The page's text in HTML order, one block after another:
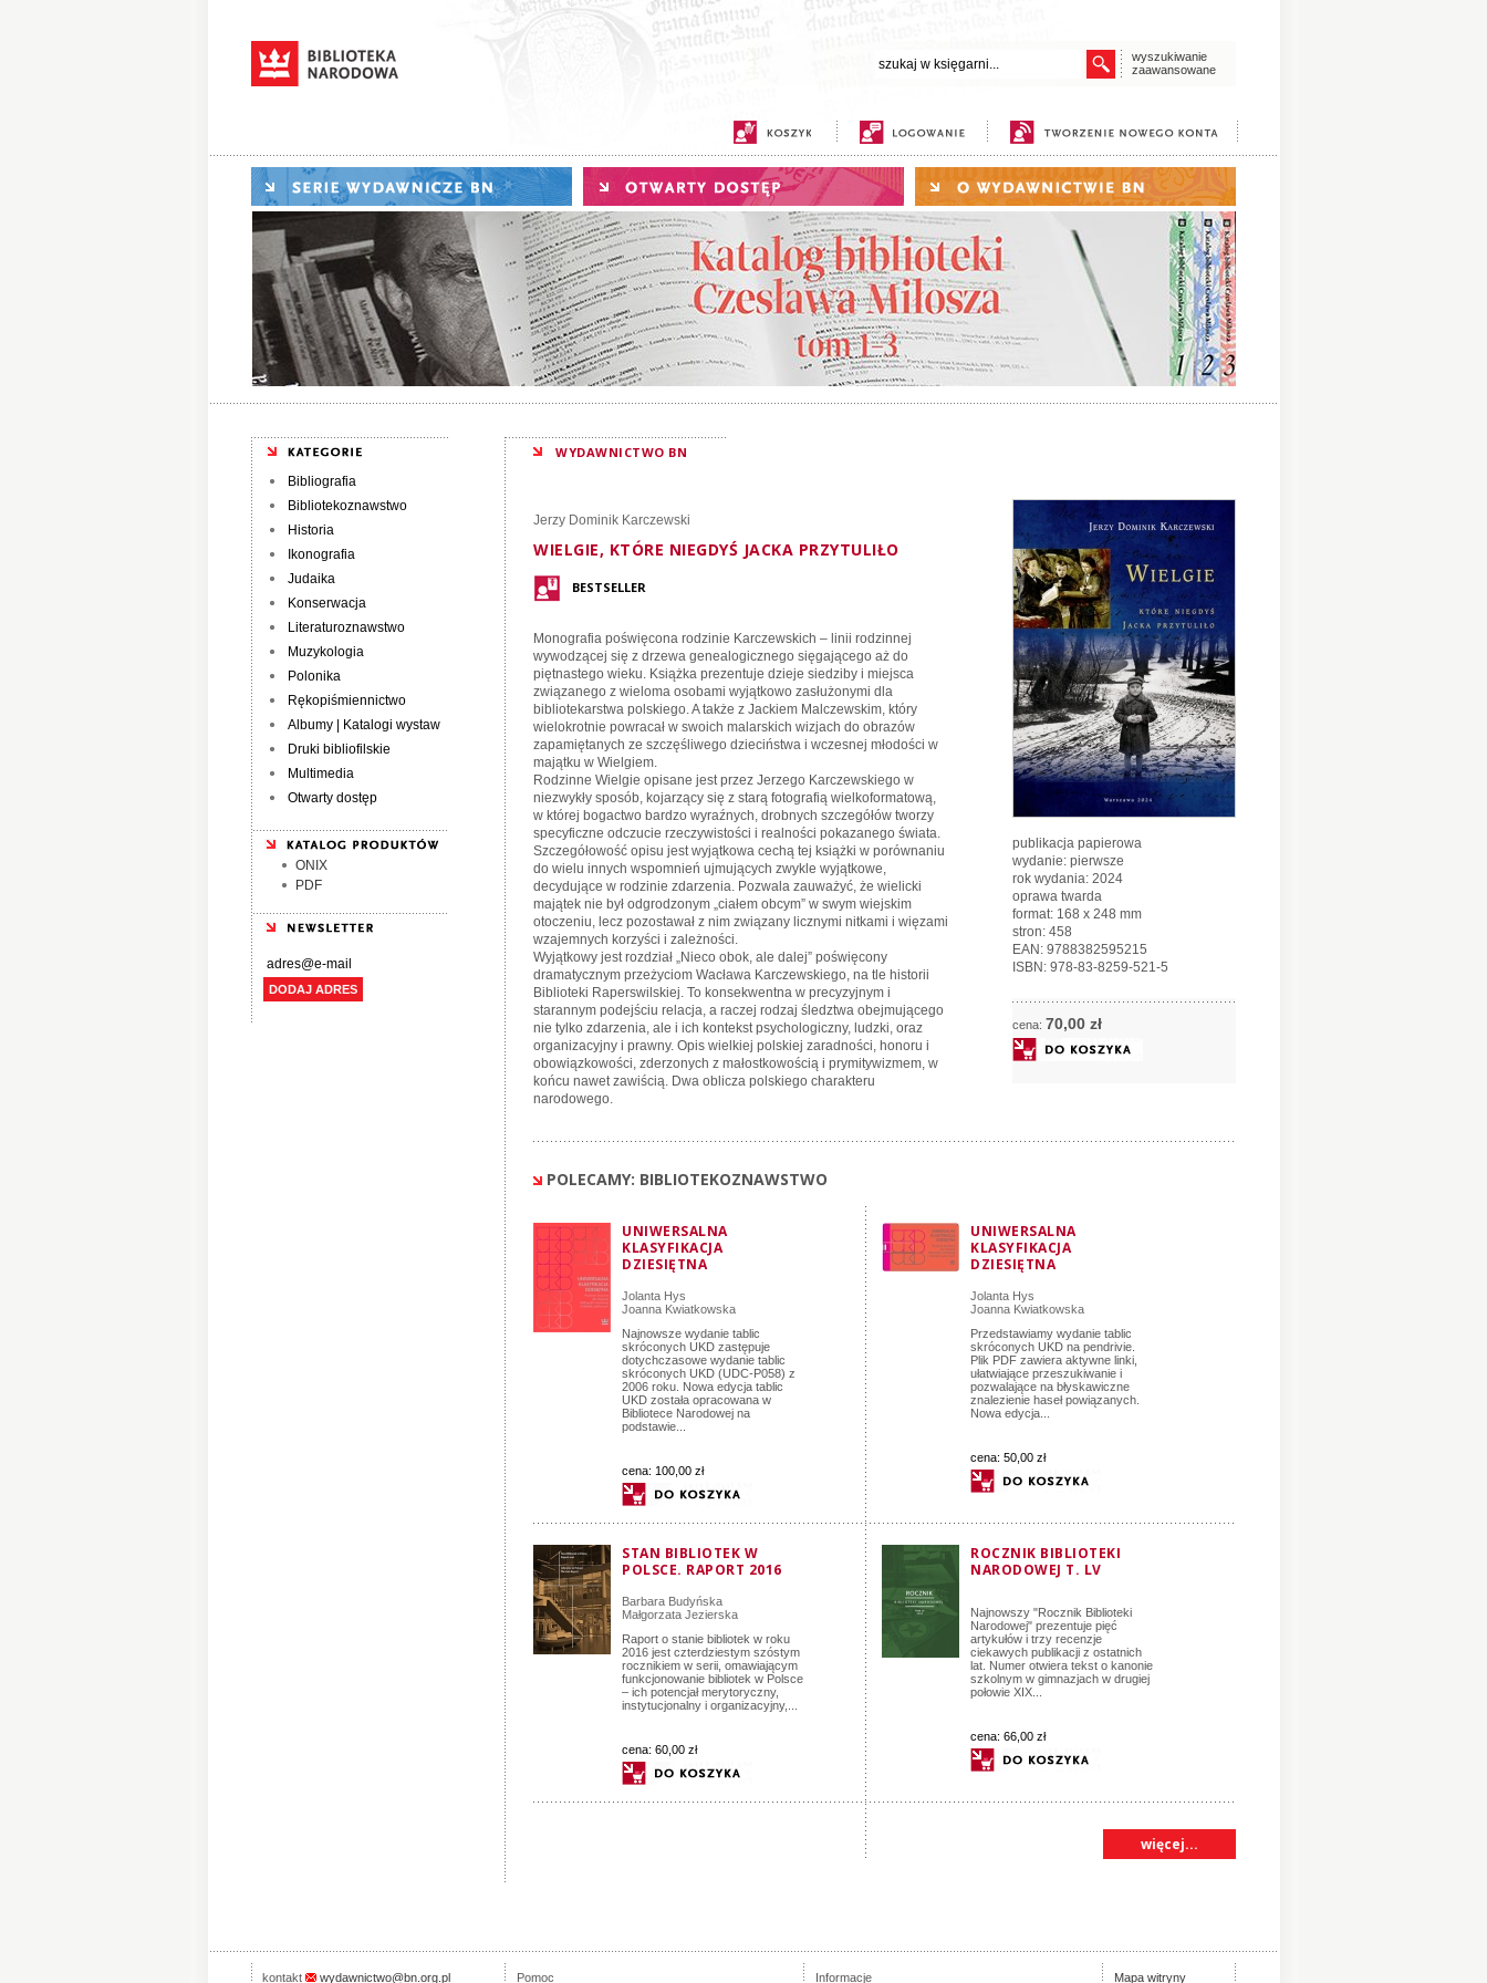
wyszukiwanie
zaawansowane
Bibliografia
Bibliotekoznawstwo
Historia
Ikonografia
Judaika
Konserwacja
Literaturoznawstwo
Muzykologia
Polonika
Rękopiśmiennictwo
Albumy | Katalogi wystaw
Druki bibliofilskie
Multimedia
Otwarty dostęp
ONIX
PDF
DODAJ ADRES
WYDAWNICTWO BN
publikacja papierowa
wydanie: pierwsze
rok wydania: 2024
oprawa twarda
format: 168 x 248 mm
stron: 458
EAN: 9788382595215
ISBN: 978-83-8259-521-5
cena: 70,00 zł
Jerzy Dominik Karczewski
WIELGIE, KTÓRE NIEGDYŚ JACKA PRZYTULIŁO
BESTSELLER
Monografia poświęcona rodzinie Karczewskich – linii rodzinnej
wywodzącej się z drzewa genealogicznego sięgającego aż do
piętnastego wieku. Książka prezentuje dzieje siedziby i miejsca
związanego z wieloma osobami wyjątkowo zasłużonymi dla
bibliotekarstwa polskiego. A także z Jackiem Malczewskim, który
wielokrotnie powracał w swoich malarskich wizjach do obrazów
zapamiętanych ze szczęśliwego dzieciństwa i wczesnej młodości w
majątku w Wielgiem.
Rodzinne Wielgie opisane jest przez Jerzego Karczewskiego w
niezwykły sposób, kojarzący się z starą fotografią wielkoformatową,
w której bogactwo bardzo wyraźnych, drobnych szczegółów tworzy
specyficzne odczucie rzeczywistości i realności pokazanego świata.
Szczegółowość opisu jest wyjątkowa cechą tej książki w porównaniu
do wielu innych wspomnień ujmujących zwykle wyjątkowe,
decydujące w rodzinie zdarzenia. Pozwala zauważyć, że wielicki
majątek nie był odgrodzonym „ciałem obcym” w swym wiejskim
otoczeniu, lecz pozostawał z nim związany licznymi nitkami i więzami
wzajemnych korzyści i zależności.
Wyjątkowy jest rozdział „Nieco obok, ale dalej” poświęcony
dramatycznym przeżyciom Wacława Karczewskiego, na tle historii
Biblioteki Raperswilskiej. To konsekwentna w precyzyjnym i
starannym podejściu relacja, a raczej rodzaj śledztwa obejmującego
nie tylko zdarzenia, ale i ich kontekst psychologiczny, ludzki, oraz
organizacyjny i prawny. Opis wielkiej polskiej zaradności, honoru i
obowiązkowości, zderzonych z małostkowością i prymitywizmem, w
końcu nawet zawiścią. Dwa oblicza polskiego charakteru
narodowego.
POLECAMY: BIBLIOTEKOZNAWSTWO
UNIWERSALNA
KLASYFIKACJA
DZIESIĘTNA
Jolanta Hys
Joanna Kwiatkowska
Najnowsze wydanie tablic
skróconych UKD zastępuje
dotychczasowe wydanie tablic
skróconych UKD (UDC-P058) z
2006 roku. Nowa edycja tablic
UKD została opracowana w
Bibliotece Narodowej na
podstawie...
cena: 100,00 zł
UNIWERSALNA
KLASYFIKACJA
DZIESIĘTNA
Jolanta Hys
Joanna Kwiatkowska
Przedstawiamy wydanie tablic
skróconych UKD na pendrivie.
Plik PDF zawiera aktywne linki,
ułatwiające przeszukiwanie i
pozwalające na błyskawiczne
znalezienie haseł powiązanych.
Nowa edycja...
cena: 50,00 zł
STAN BIBLIOTEK W
POLSCE. RAPORT 2016
Barbara Budyńska
Małgorzata Jezierska
Raport o stanie bibliotek w roku
2016 jest czterdziestym szóstym
rocznikiem w serii, omawiającym
funkcjonowanie bibliotek w Polsce
– ich potencjał merytoryczny,
instytucjonalny i organizacyjny,...
cena: 60,00 zł
ROCZNIK BIBLIOTEKI
NARODOWEJ T. LV
Najnowszy "Rocznik Biblioteki
Narodowej" prezentuje pięć
artykułów i trzy recenzje
ciekawych publikacji z ostatnich
lat. Numer otwiera tekst o kanonie
szkolnym w gimnazjach w drugiej
połowie XIX...
cena: 66,00 zł
więcej...
kontakt wydawnictwo@bn.org.pl Pomoc Informacje Mapa witryny